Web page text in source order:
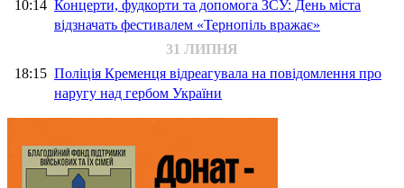
10:14 Концерти, фудкорти та допомога ЗСУ: День міста
відзначать фестивалем «Тернопіль вражає»
31 ЛИПНЯ
18:15 Поліція Кременця відреагувала на повідомлення про
наругу над гербом України